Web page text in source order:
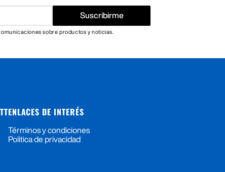
Suscribirme
sobre productos y noticias.
ENLACES DE INTERÉS
Términos y condiciones
Politica de privacidad